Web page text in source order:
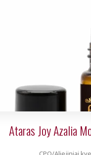
Ataras Joy Azalia